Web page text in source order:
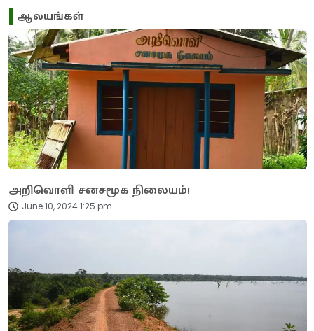
ஆலயங்கள்
அறிவொளி சனசமூக நிலையம்!
June 10, 2024 1:25 pm